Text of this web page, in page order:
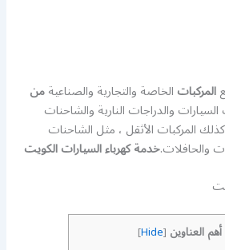
المركباتالخاصة والتجارية والصناعيةمن
والدراجات النارية والشاحنات
المركبات الأثقل ، مثل الشاحنات
والحافلات.خدمة كهرباء السيارات الكويت
أهم العناوين [
Hide
]